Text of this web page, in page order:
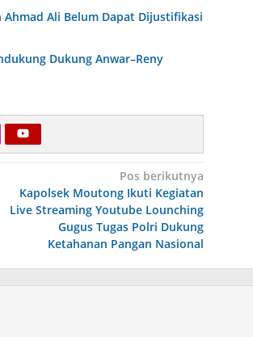
Ali Belum Dapat Dijustifikasi
Dukung Anwar–Reny
Pos berikutnya
Kapolsek Moutong Ikuti Kegiatan
Live Streaming Youtube Lounching
Gugus Tugas Polri Dukung
Ketahanan Pangan Nasional